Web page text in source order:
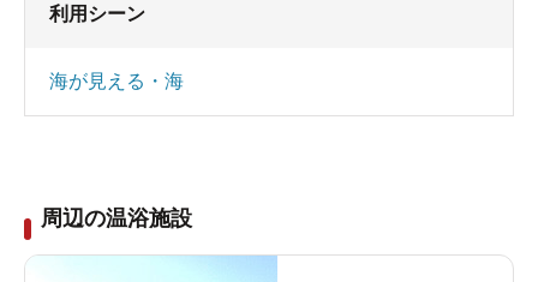
利用シーン
海が見える・海
周辺の温浴施設